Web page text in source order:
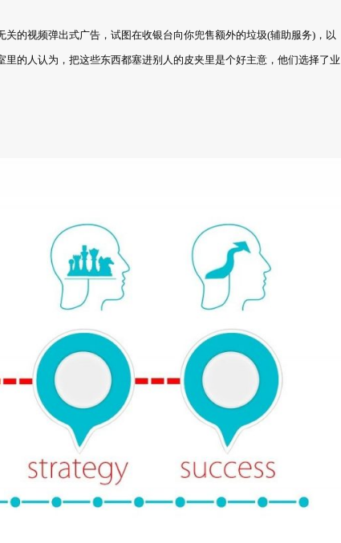
的视频弹出式广告，试图在收银台向你兜售额外的垃圾(辅助服务)，以
的人认为，把这些东西都塞进别人的皮夹里是个好主意，他们选择了业